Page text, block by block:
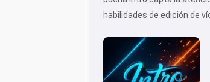
habilidades de edición de